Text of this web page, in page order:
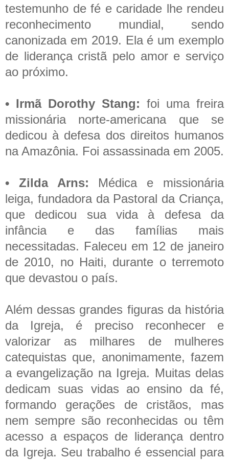
testemunho de fé e caridade lhe rendeu
reconhecimento mundial, sendo
canonizada em 2019. Ela é um exemplo
de liderança cristã pelo amor e serviço
ao próximo.
• Irmã Dorothy Stang: foi uma freira
missionária norte-americana que se
dedicou à defesa dos direitos humanos
na Amazônia. Foi assassinada em 2005.
• Zilda Arns: Médica e missionária
leiga, fundadora da Pastoral da Criança,
que dedicou sua vida à defesa da
infância e das famílias mais
necessitadas. Faleceu em 12 de janeiro
de 2010, no Haiti, durante o terremoto
que devastou o país.
Além dessas grandes figuras da história
da Igreja, é preciso reconhecer e
valorizar as milhares de mulheres
catequistas que, anonimamente, fazem
a evangelização na Igreja. Muitas delas
dedicam suas vidas ao ensino da fé,
formando gerações de cristãos, mas
nem sempre são reconhecidas ou têm
acesso a espaços de liderança dentro
da Igreja. Seu trabalho é essencial para